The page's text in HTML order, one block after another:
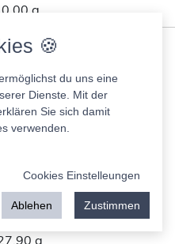
0.00 g
wie
nach
con Carne
Kcal
g
g
🍪
du uns eine
Dienste. Mit der
Sie sich damit
verwenden.
Cookies Einstelleungen
Ablehen Zustimmen